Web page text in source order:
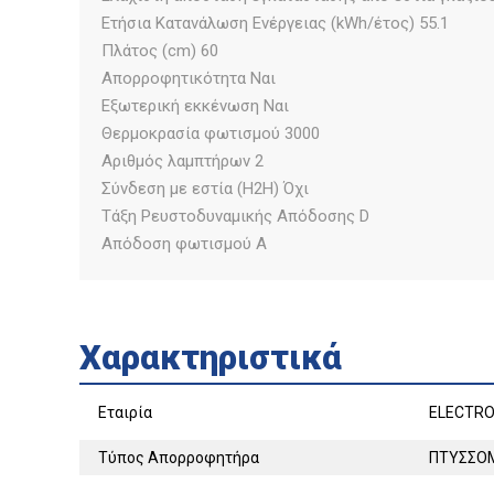
Ετήσια Κατανάλωση Ενέργειας (kWh/έτος) 55.1
Πλάτος (cm) 60
Απορροφητικότητα Ναι
Εξωτερική εκκένωση Ναι
Θερμοκρασία φωτισμού 3000
Αριθμός λαμπτήρων 2
Σύνδεση με εστία (H2H) Όχι
Τάξη Ρευστοδυναμικής Απόδοσης D
Απόδοση φωτισμού A
Χαρακτηριστικά
Εταιρία
Τύπος Απορροφητήρα